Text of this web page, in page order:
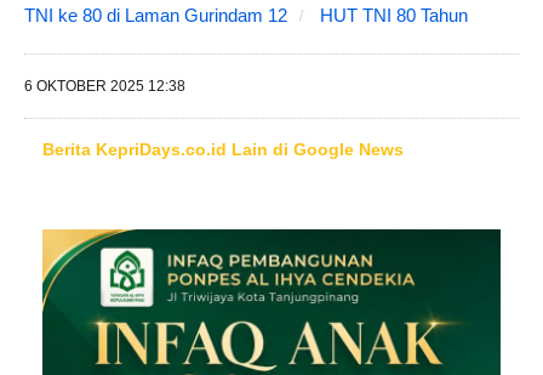
TNI ke 80 di Laman Gurindam 12
HUT TNI 80 Tahun
6 OKTOBER 2025 12:38
Berita KepriDays.co.id Lain di Google News